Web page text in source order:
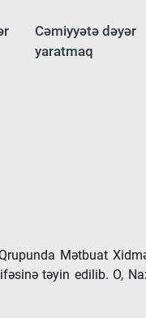
Cəmiyyətə dəyər
yaratmaq
Mətbuat
təyin edilib. O,